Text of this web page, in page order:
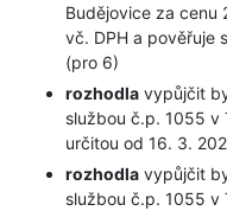
Budějovice za cenu
vč. DPH a pověřuje
(pro 6)
rozhodla vypůjčit
službou č.p. 1055 v
určitou od 16. 3.
rozhodla vypůjčit
službou č.p. 1055 v